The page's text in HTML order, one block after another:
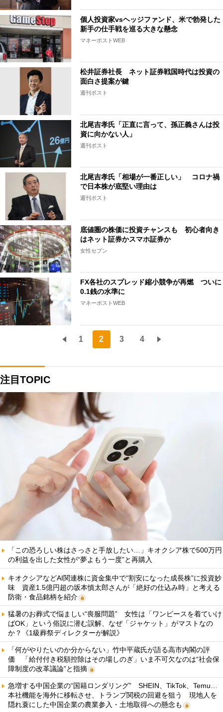
個人投資家vsヘッジファンド、米で勃発した
新手の仕手戦を巡る大きな懸念
マネーポストWEB
松井証券社長 ネット証券戦国時代は投資の
面白さ提案が鍵
週刊ポスト
北尾吉孝氏「正直に言って、孫正義さんは投
資に向かない人」
週刊ポスト
北尾吉孝氏「相場が一番正しい」 コロナ禍
で日本株が底堅い理由は
週刊ポスト
底値圏の株価に投資チャンスも 初心者向き
はネット証券かスマホ証券か
女性セブン
FX各社のスプレッド縮小競争が再燃 ついに
0.1銭の水準に
マネーポストWEB
1 2 3 4
注目TOPIC
「この恐ろしい株はさっさと手放したい…」キオクシア株で500万円
の利益を出した女性が“夢よもう一度”と再購入
キオクシアなどAI関連株に資金集中で“割安になった成長株”に投資妙
味 資産1.5億円超の坂本慎太郎さんが「絶好の仕込み時」と考える
防衛・食品銘柄を紹介
猛暑のお葬式で悩ましい“喪服問題” 女性は「ワンピースを着ていけ
ばOK」という俗説に潜む誤解、なぜ「ジャケット」がマストなの
か？《1級葬祭ディレクターが解説》
「何がやりたいのか分からない」竹中平蔵氏が語る高市内閣の評
価 「給付付き税額控除はその場しのぎ」いま不可欠なのは“社会保
障制度の改革議論”と指摘
急増する中国企業の“国籍ロンダリング” SHEIN、TikTok、Temu…
本社機能を海外に移転させ、トランプ関税の回避を狙う 現地人を
隠れ蓑にした中国企業の農業参入・土地取得への懸念も